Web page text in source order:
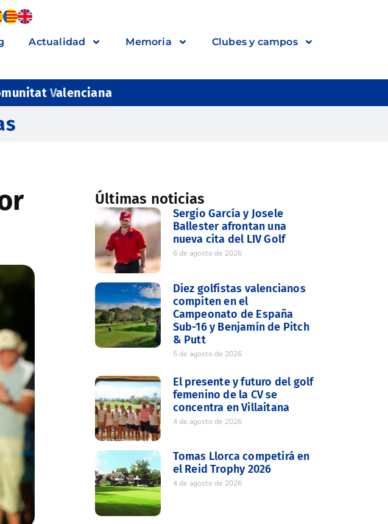
Actualidad Memoria Clubes y campos
Valenciana
Últimas noticias
Sergio García y Josele
Ballester afrontan una
nueva cita del LIV Golf
6 de agosto de 2026
Diez golfistas valencianos
compiten en el
Campeonato de España
Sub-16 y Benjamín de Pitch
& Putt
5 de agosto de 2026
El presente y futuro del golf
femenino de la CV se
concentra en Villaitana
4 de agosto de 2026
Tomas Llorca competirá en
el Reid Trophy 2026
4 de agosto de 2026